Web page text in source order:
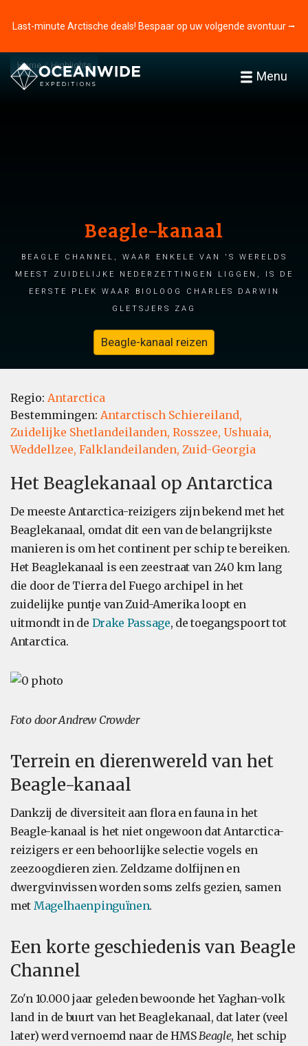
Last-minute Arctische deals! Bespaar op uw volgende avontuur ⭢
Menu
Home Highlights
Beagle-kanaal
Beagle Channel, waar enkele van 's werelds
meest zuidelijke nederzettingen liggen, is de
eerste plek waar bioloog Charles Darwin
gletsjers zag
Beagle-kanaal reizen
Regio: Antarctica
Bestemmingen: Antarctisch Schiereiland,
Zuidelijke Shetlandeilanden, Rosszee, Ushuaia,
Weddellzee, Falklandeilanden, Zuid-Georgia
Het Beaglekanaal op Antarctica
De meeste Antarctica-reizigers zijn bekend met het
Beaglekanaal, omdat dit een van de belangrijkste
manieren is om het continent per schip te bereiken.
Het Beaglekanaal is een zeestraat van 240 km lang
die door de Tierra del Fuego archipel in het
zuidelijke puntje van Zuid-Amerika loopt en
uitmondt in de Drake Passage, de toegangspoort tot
Antarctica.
Foto door Andrew Crowder
Terrein en dierenwereld van het
Beagle-kanaal
Dankzij de diversiteit aan flora en fauna in het
Beagle-kanaal is het niet ongewoon dat Antarctica-
reizigers er een behoorlijke selectie vogels en
zeezoogdieren zien. Zeldzame dolfijnen en
dwergvinvissen worden soms zelfs gezien, samen
met Magelhaenpinguïnen.
Een korte geschiedenis van Beagle
Channel
Zo'n 10.000 jaar geleden bewoonde het Yaghan-volk
land in de buurt van het Beaglekanaal, dat later (veel
later) werd vernoemd naar de HMSBeagle, het schip